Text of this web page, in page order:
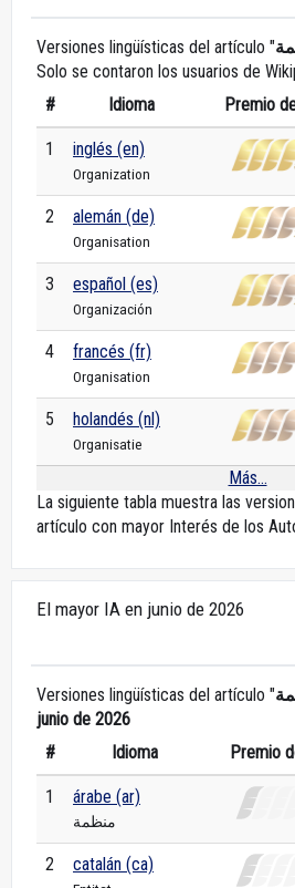
Versiones lingüísticas del artículo "
Solo se contaron los usuarios de
#
Idioma Premio
1 inglés (en)
Organization
2 alemán (de)
Organisation
3 español (es)
Organización
4 francés (fr)
Organisation
5 holandés (nl)
Organisatie
Más...
La siguiente tabla muestra las
artículo con mayor Interés de los
El mayor IA en junio de 2026
Versiones lingüísticas del artículo "
junio de 2026
#
Idioma Premio
1 árabe (ar)
منظمة
2 catalán (ca)